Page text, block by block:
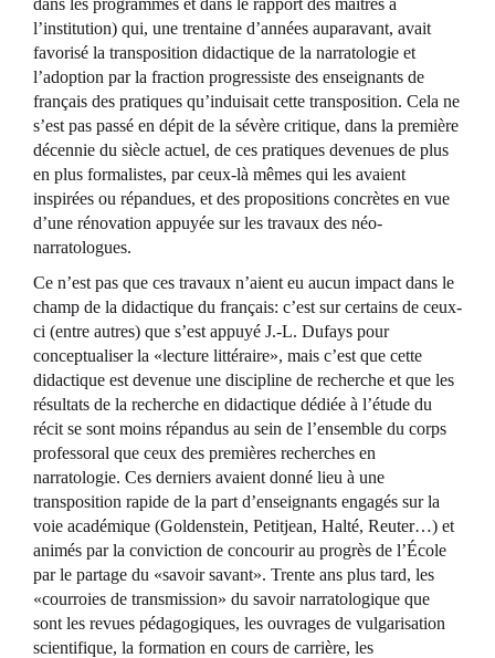
dans les programmes et dans le rapport des maîtres à
l’institution) qui, une trentaine d’années auparavant, avait
favorisé la transposition didactique de la narratologie et
l’adoption par la fraction progressiste des enseignants de
français des pratiques qu’induisait cette transposition. Cela ne
s’est pas passé en dépit de la sévère critique, dans la première
décennie du siècle actuel, de ces pratiques devenues de plus
en plus formalistes, par ceux-là mêmes qui les avaient
inspirées ou répandues, et des propositions concrètes en vue
d’une rénovation appuyée sur les travaux des néo-
narratologues.
Ce n’est pas que ces travaux n’aient eu aucun impact dans le
champ de la didactique du français: c’est sur certains de ceux-
ci (entre autres) que s’est appuyé J.-L. Dufays pour
conceptualiser la «lecture littéraire», mais c’est que cette
didactique est devenue une discipline de recherche et que les
résultats de la recherche en didactique dédiée à l’étude du
récit se sont moins répandus au sein de l’ensemble du corps
professoral que ceux des premières recherches en
narratologie. Ces derniers avaient donné lieu à une
transposition rapide de la part d’enseignants engagés sur la
voie académique (Goldenstein, Petitjean, Halté, Reuter…) et
animés par la conviction de concourir au progrès de l’École
par le partage du «savoir savant». Trente ans plus tard, les
«courroies de transmission» du savoir narratologique que
sont les revues pédagogiques, les ouvrages de vulgarisation
scientifique, la formation en cours de carrière, les